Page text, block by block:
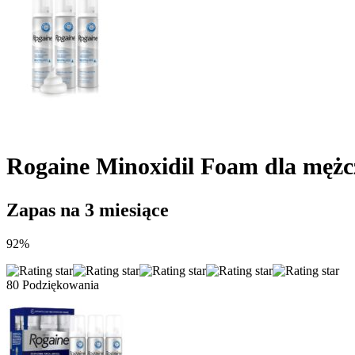
Rogaine Minoxidil Foam dla
Zapas na 3 miesiące
92%
80 Podziękowania